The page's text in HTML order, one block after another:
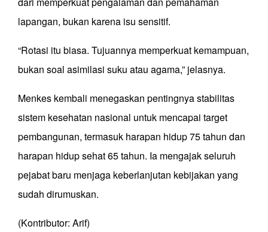
lapangan, bukan karena isu sensitif.
“Rotasi itu biasa. Tujuannya memperkuat kemampuan,
bukan soal asimilasi suku atau agama,” jelasnya.
Menkes kembali menegaskan pentingnya stabilitas
sistem kesehatan nasional untuk mencapai target
pembangunan, termasuk harapan hidup 75 tahun dan
harapan hidup sehat 65 tahun. Ia mengajak seluruh
pejabat baru menjaga keberlanjutan kebijakan yang
sudah dirumuskan.
(Kontributor: Arif)